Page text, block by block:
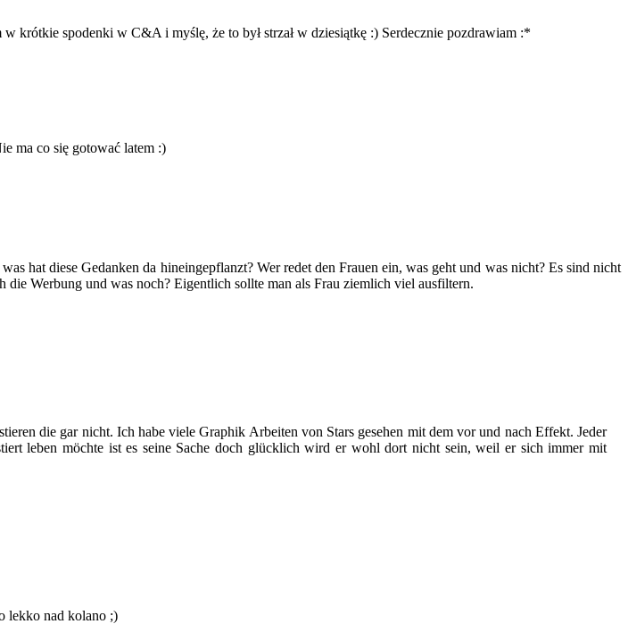
krótkie spodenki w C&A i myślę, że to był strzał w dziesiątkę :) Serdecznie pozdrawiam :*
ma co się gotować latem :)
hat diese Gedanken da hineingepflanzt? Wer redet den Frauen ein, was geht und was nicht? Es sind nicht
Werbung und was noch? Eigentlich sollte man als Frau ziemlich viel ausfiltern.
die gar nicht. Ich habe viele Graphik Arbeiten von Stars gesehen mit dem vor und nach Effekt. Jeder
leben möchte ist es seine Sache doch glücklich wird er wohl dort nicht sein, weil er sich immer mit
lekko nad kolano ;)